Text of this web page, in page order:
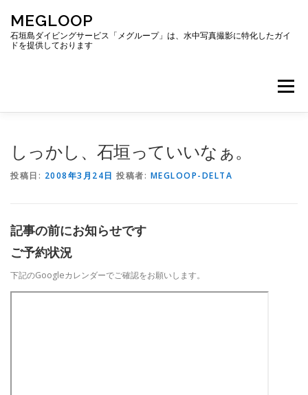
ッ
MEGLOOP
石垣島ダイビングサービス「メグループ」は、水中写真撮影に特化したガイ
ドを提供しております
メニュー
しっかし、石垣っていいなぁ。
投稿日: 2008年3月24日 投稿者: MEGLOOP-DELTA
記事の前にお知らせです
ご予約状況
下記のGoogleカレンダーでご確認をお願いします。